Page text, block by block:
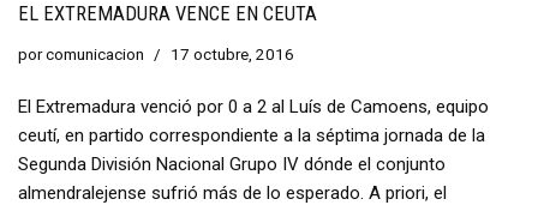
EL EXTREMADURA VENCE EN CEUTA
porcomunicacion 17 octubre, 2016
El Extremadura venció por 0 a 2 al Luís de Camoens, equipo
ceutí, en partido correspondiente a la séptima jornada de la
Segunda División Nacional Grupo IV dónde el conjunto
almendralejense sufrió más de lo esperado. A priori, el